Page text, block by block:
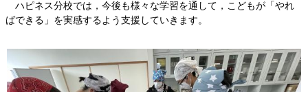
ハピネス分校では，今後も様々な学習を通して，こどもが「やれ
ばできる」を実感するよう支援していきます。